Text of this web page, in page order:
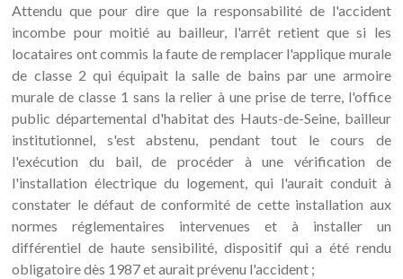
Attendu que pour dire que la responsabilité de l'accident
incombe pour moitié au bailleur, l'arrêt retient que si les
locataires ont commis la faute de remplacer l'applique murale
de classe 2 qui équipait la salle de bains par une armoire
murale de classe 1 sans la relier à une prise de terre, l'office
public départemental d'habitat des Hauts-de-Seine, bailleur
institutionnel, s'est abstenu, pendant tout le cours de
l'exécution du bail, de procéder à une vérification de
l'installation électrique du logement, qui l'aurait conduit à
constater le défaut de conformité de cette installation aux
normes réglementaires intervenues et à installer un
différentiel de haute sensibilité, dispositif qui a été rendu
obligatoire dès 1987 et aurait prévenu l'accident ;